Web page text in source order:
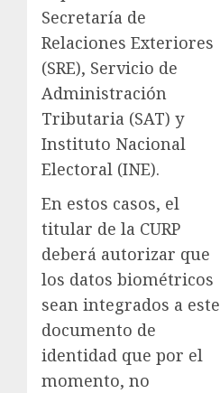
Secretaría de
Relaciones Exteriores
(SRE), Servicio de
Administración
Tributaria (SAT) y
Instituto Nacional
Electoral (INE).
En estos casos, el
titular de la CURP
deberá autorizar que
los datos biométricos
sean integrados a este
documento de
identidad que por el
momento, no